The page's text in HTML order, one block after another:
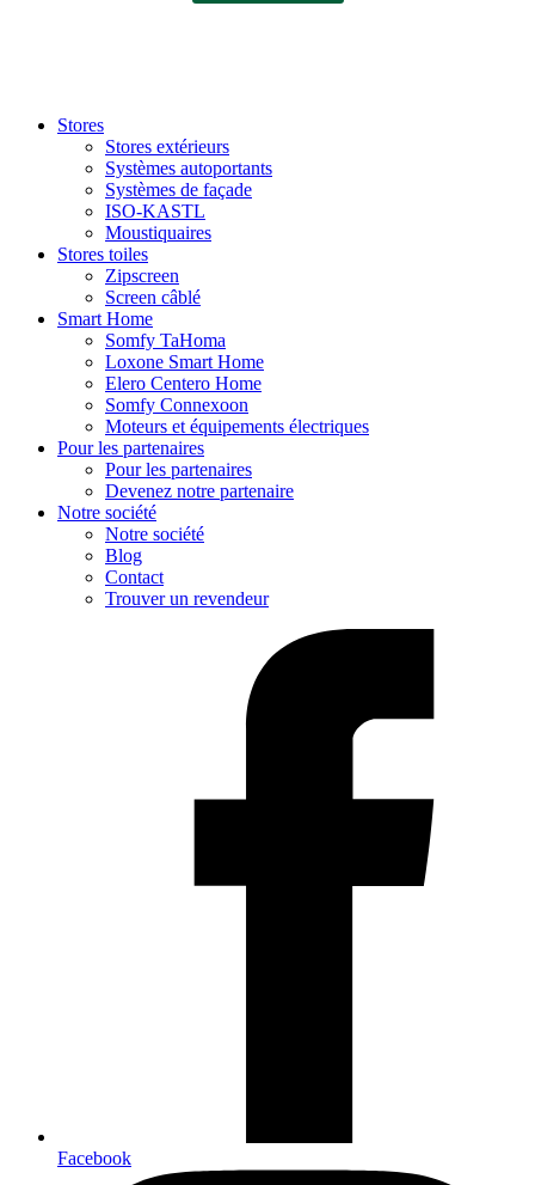
Stores
Stores extérieurs
Systèmes autoportants
Systèmes de façade
ISO-KASTL
Moustiquaires
Stores toiles
Zipscreen
Screen câblé
Smart Home
Somfy TaHoma
Loxone Smart Home
Elero Centero Home
Somfy Connexoon
Moteurs et équipements électriques
Pour les partenaires
Pour les partenaires
Devenez notre partenaire
Notre société
Notre société
Blog
Contact
Trouver un revendeur
Facebook